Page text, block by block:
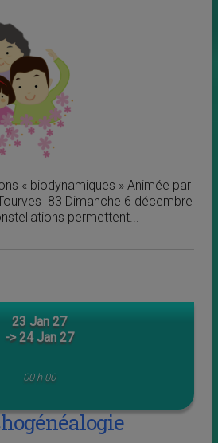
« biodynamiques » Animée par
83 Dimanche 6 décembre
permettent...
23 Jan 27
-> 24 Jan 27
00 h 00